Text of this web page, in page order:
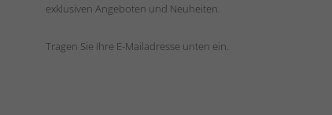
exklusiven Angeboten und Neuheiten.
Tragen Sie Ihre E-Mailadresse unten ein.